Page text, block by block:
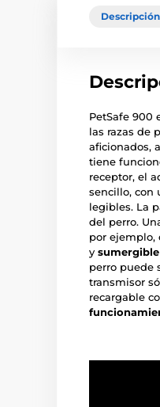
PetSafe 900
las razas de
aficionados,
tiene
receptor, el
sencillo, con
legibles. La
del perro.
por ejemplo,
y sumergible
perro puede
transmisor
recargable